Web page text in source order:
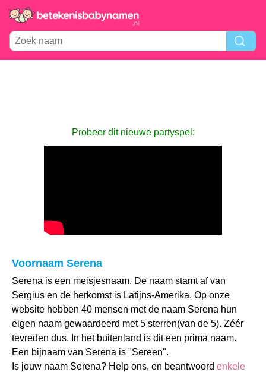
Probeer dit nieuwe partyspel:
Voornaam Serena
Serena is een meisjesnaam. De naam stamt af van
Sergius en de herkomst is Latijns-Amerika. Op onze
website hebben 40 mensen met de naam Serena hun
eigen naam gewaardeerd met 5 sterren(van de 5). Zéér
tevreden dus. In het buitenland is dit een prima naam.
Een bijnaam van Serena is "Sereen".
Is jouw naam Serena? Help ons, en beantwoord enkele